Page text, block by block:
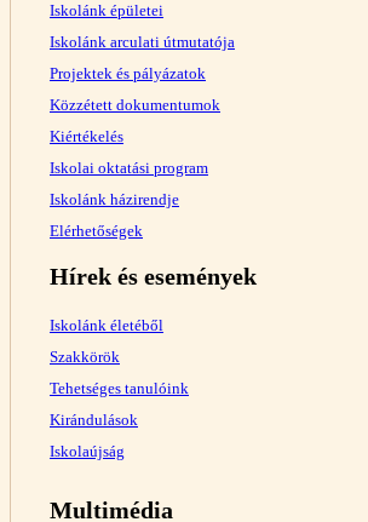
Iskolánk épületei
Iskolánk arculati útmutatója
Projektek és pályázatok
Közzétett dokumentumok
Kiértékelés
Iskolai oktatási program
Iskolánk házirendje
Elérhetőségek
Hírek és események
Iskolánk életéből
Szakkörök
Tehetséges tanulóink
Kirándulások
Iskolaújság
Multimédia